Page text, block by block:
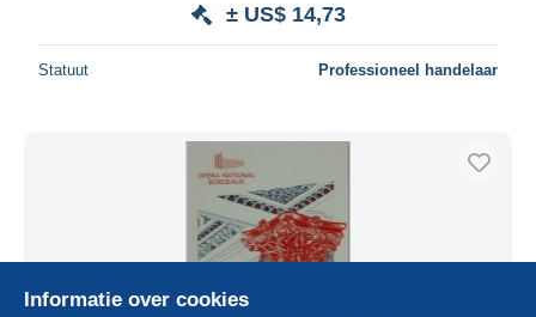
± US$ 14,73
Statuut Professioneel handelaar
Informatie over cookies